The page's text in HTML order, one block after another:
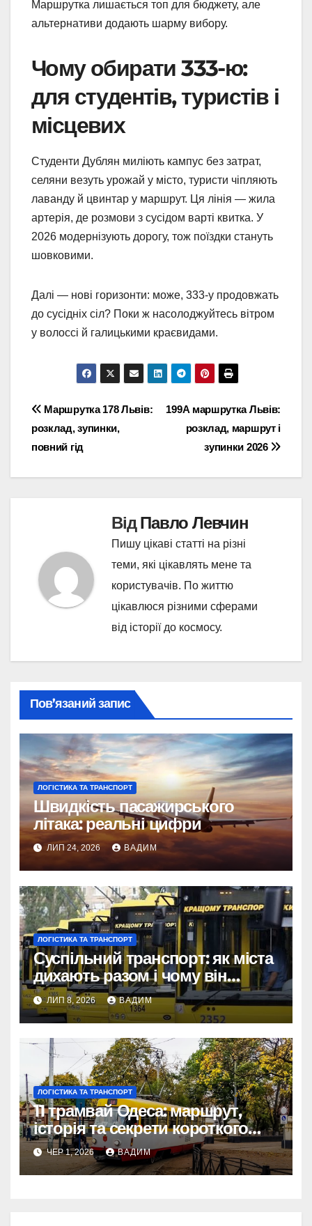
Маршрутка лишається топ для бюджету, але
альтернативи додають шарму вибору.
Чому обирати 333-ю:
для студентів, туристів і
місцевих
Студенти Дублян миліють кампус без затрат,
селяни везуть урожай у місто, туристи чіпляють
лаванду й цвинтар у маршрут. Ця лінія — жила
артерія, де розмови з сусідом варті квитка. У
2026 модернізують дорогу, тож поїздки стануть
шовковими.
Далі — нові горизонти: може, 333-у продовжать
до сусідніх сіл? Поки ж насолоджуйтесь вітром
у волоссі й галицькими краєвидами.
Навігація
записів
199А маршрутка Львів:
розклад, маршрут і
зупинки 2026
Маршрутка 178 Львів:
розклад, зупинки,
повний гід
ВідПавло Левчин
Пишу цікаві статті на різні
теми, які цікавлять мене та
користувачів. По життю
цікавлюся різними сферами
від історії до космосу.
Пов’язаний запис
ЛОГІСТИКА ТА ТРАНСПОРТ
Швидкість пасажирського
літака: реальні цифри
ЛИП 24, 2026 ВАДИМ
ЛОГІСТИКА ТА ТРАНСПОРТ
Суспільний транспорт: як міста
дихають разом і чому він
змінює наше життя
ЛИП 8, 2026 ВАДИМ
ЛОГІСТИКА ТА ТРАНСПОРТ
11 трамвай Одеса: маршрут,
історія та секрети короткого
шляху крізь Молдаванку
ЧЕР 1, 2026 ВАДИМ